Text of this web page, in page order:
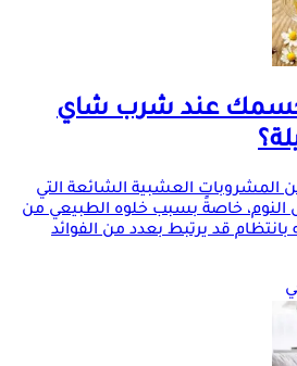
عند شرب شاي
المشروبات العشبية الشائعة التي
النوم، خاصةً بسبب خلوه الطبيعي من
بانتظام قد يرتبط بعدد من الفوائد